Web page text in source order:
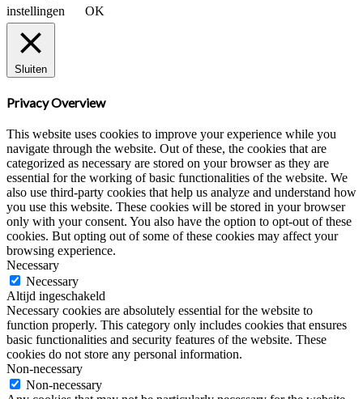
instellingen
OK
Sluiten
Privacy Overview
This website uses cookies to improve your experience while you
navigate through the website. Out of these, the cookies that are
categorized as necessary are stored on your browser as they are
essential for the working of basic functionalities of the website. We
also use third-party cookies that help us analyze and understand how
you use this website. These cookies will be stored in your browser
only with your consent. You also have the option to opt-out of these
cookies. But opting out of some of these cookies may affect your
browsing experience.
Necessary
Necessary
Altijd ingeschakeld
Necessary cookies are absolutely essential for the website to
function properly. This category only includes cookies that ensures
basic functionalities and security features of the website. These
cookies do not store any personal information.
Non-necessary
Non-necessary